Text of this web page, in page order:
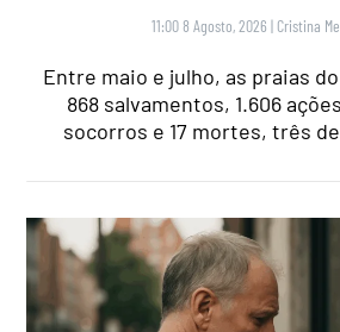
11:00 8 Agosto, 2026 | Cristina
Entre maio e julho, as praias
868 salvamentos, 1.606
socorros e 17 mortes, três